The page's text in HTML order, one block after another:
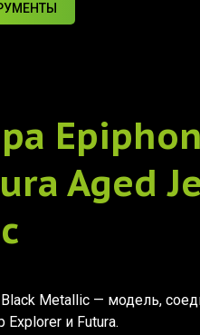
Aged
Black Metallic — модель,
и Futura.